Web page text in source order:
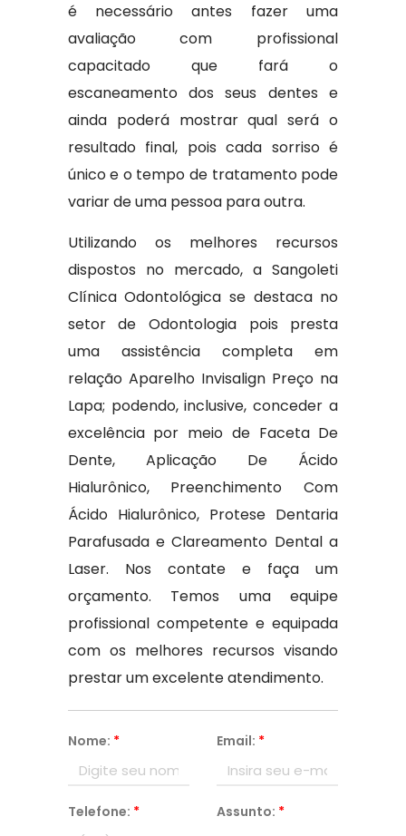
é necessário antes fazer uma
avaliação com profissional
capacitado que fará o
escaneamento dos seus dentes e
ainda poderá mostrar qual será o
resultado final, pois cada sorriso é
único e o tempo de tratamento pode
variar de uma pessoa para outra.
Utilizando os melhores recursos
dispostos no mercado, a Sangoleti
Clínica Odontológica se destaca no
setor de Odontologia pois presta
uma assistência completa em
relação Aparelho Invisalign Preço na
Lapa; podendo, inclusive, conceder a
excelência por meio de Faceta De
Dente, Aplicação De Ácido
Hialurônico, Preenchimento Com
Ácido Hialurônico, Protese Dentaria
Parafusada e Clareamento Dental a
Laser. Nos contate e faça um
orçamento. Temos uma equipe
profissional competente e equipada
com os melhores recursos visando
prestar um excelente atendimento.
Nome: * Email: *
Telefone: * Assunto: *